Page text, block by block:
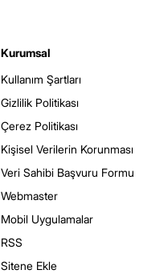
Kurumsal
Kullanım Şartları
Gizlilik Politikası
Çerez Politikası
Kişisel Verilerin Korunması
Veri Sahibi Başvuru Formu
Webmaster
Mobil Uygulamalar
RSS
Sitene Ekle